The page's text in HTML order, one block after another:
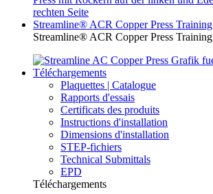
Streamline® ACR Copper Press Training
Streamline® ACR Copper Press Training
Téléchargements
Plaquettes | Catalogue
Rapports d'essais
Certificats des produits
Instructions d'installation
Dimensions d'installation
STEP-fichiers
Technical Submittals
EPD
Téléchargements